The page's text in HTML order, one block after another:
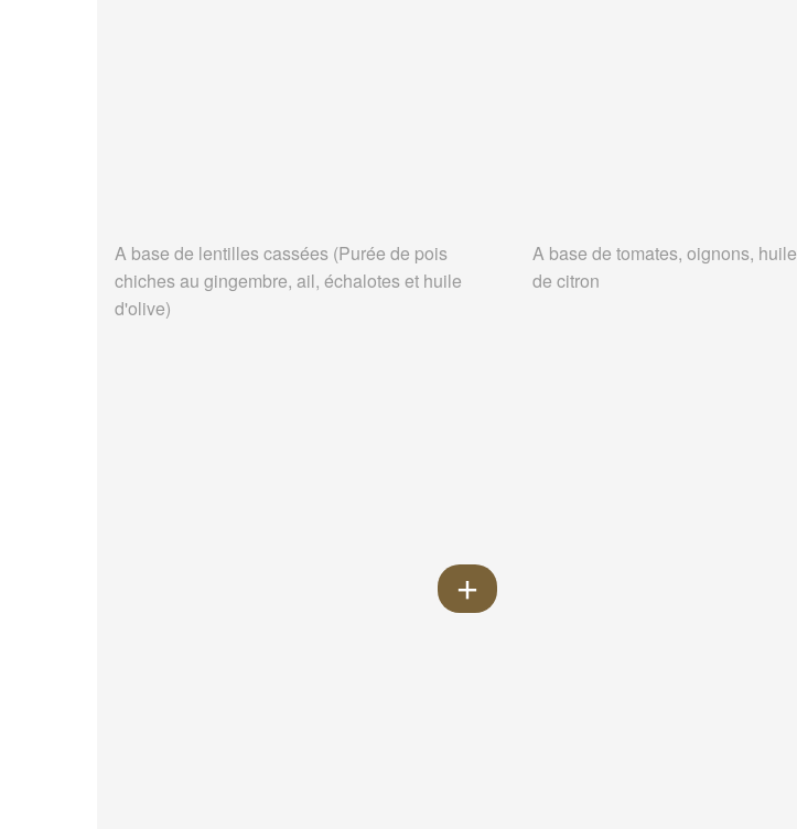
A base de lentilles cassées (Purée de pois
chiches au gingembre, ail, échalotes et huile
d'olive)
A base de tomates, oignons,
de citron